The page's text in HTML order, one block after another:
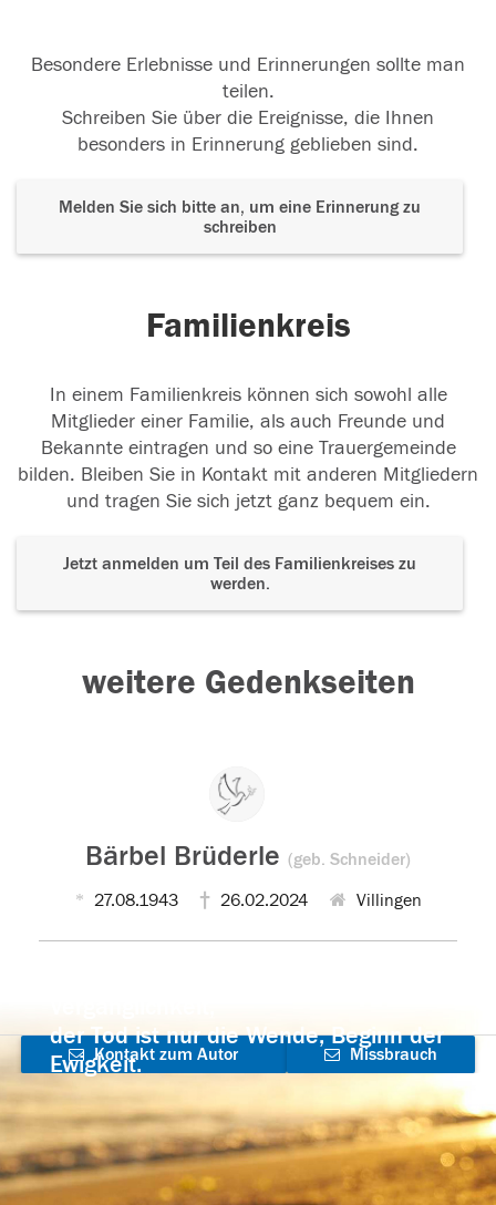
Besondere Erlebnisse und Erinnerungen sollte man
teilen.
Schreiben Sie über die Ereignisse, die Ihnen
besonders in Erinnerung geblieben sind.
Melden Sie sich bitte an, um eine Erinnerung zu
schreiben
Familienkreis
In einem Familienkreis können sich sowohl alle
Mitglieder einer Familie, als auch Freunde und
Bekannte eintragen und so eine Trauergemeinde
bilden. Bleiben Sie in Kontakt mit anderen Mitgliedern
und tragen Sie sich jetzt ganz bequem ein.
Jetzt anmelden um Teil des Familienkreises zu
werden.
weitere Gedenkseiten
Bärbel Brüderle (geb. Schneider)
27.08.1943 26.02.2024 Villingen
der Tod ist nur die Wende, Beginn der
Ewigkeit.
Kontakt zum Autor
aufnehmen
Missbrauch